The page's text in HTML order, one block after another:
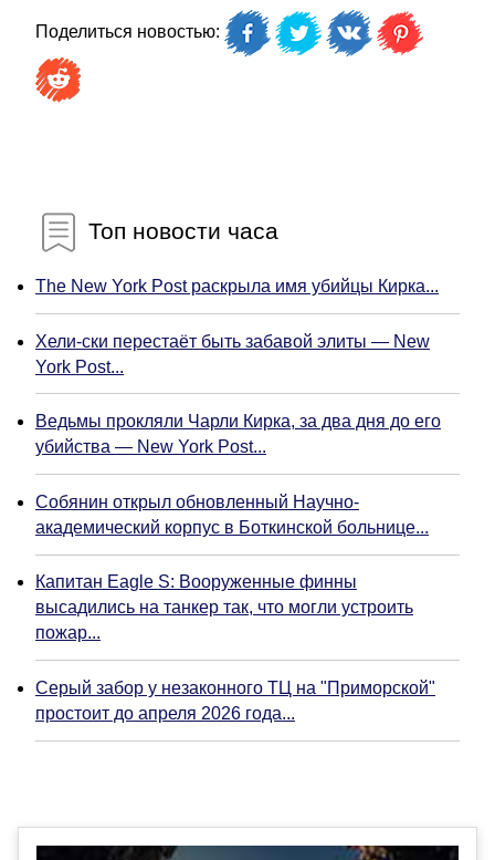
Поделиться новостью:
Топ новости часа
The New York Post раскрыла имя убийцы Кирка...
Хели-ски перестаёт быть забавой элиты — New
York Post...
Ведьмы прокляли Чарли Кирка, за два дня до его
убийства — New York Post...
Собянин открыл обновленный Научно-
академический корпус в Боткинской больнице...
Капитан Eagle S: Вооруженные финны
высадились на танкер так, что могли устроить
пожар...
Серый забор у незаконного ТЦ на "Приморской"
простоит до апреля 2026 года...